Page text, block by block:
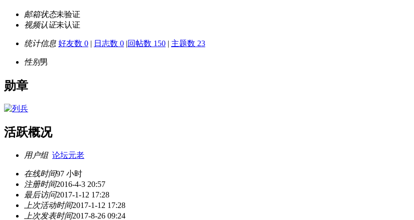
邮箱状态未验证
视频认证未认证
统计信息 好友数 0 | 日志数 0 |回帖数 150 | 主题数 23
性别男
勋章
活跃概况
用户组 论坛元老
在线时间97 小时
注册时间2016-4-3 20:57
最后访问2017-1-12 17:28
上次活动时间2017-1-12 17:28
上次发表时间2017-8-26 09:24